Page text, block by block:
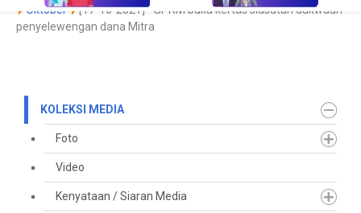
Oktober
[17-10-2021] - SPRM buka kertas siasatan dakwaan
penyelewengan dana Mitra
KOLEKSI MEDIA
Foto
Video
Kenyataan / Siaran Media